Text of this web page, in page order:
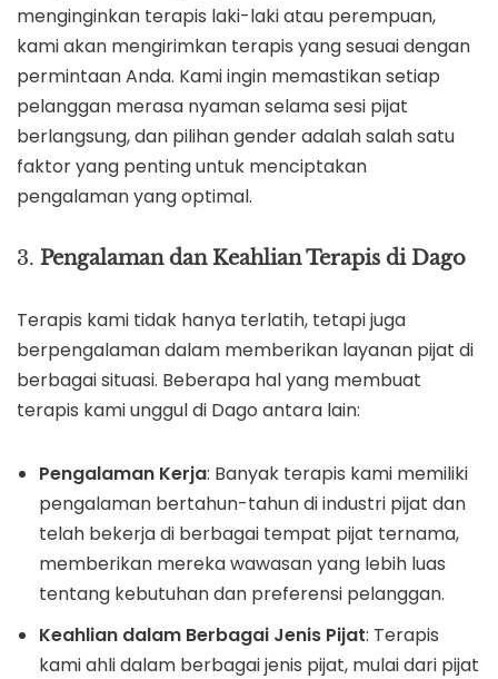
menginginkan terapis laki-laki atau perempuan,
kami akan mengirimkan terapis yang sesuai dengan
permintaan Anda. Kami ingin memastikan setiap
pelanggan merasa nyaman selama sesi pijat
berlangsung, dan pilihan gender adalah salah satu
faktor yang penting untuk menciptakan
pengalaman yang optimal.
3. Pengalaman dan Keahlian Terapis di Dago
Terapis kami tidak hanya terlatih, tetapi juga
berpengalaman dalam memberikan layanan pijat di
berbagai situasi. Beberapa hal yang membuat
terapis kami unggul di Dago antara lain:
Pengalaman Kerja: Banyak terapis kami memiliki
pengalaman bertahun-tahun di industri pijat dan
telah bekerja di berbagai tempat pijat ternama,
memberikan mereka wawasan yang lebih luas
tentang kebutuhan dan preferensi pelanggan.
Keahlian dalam Berbagai Jenis Pijat: Terapis
kami ahli dalam berbagai jenis pijat, mulai dari pijat